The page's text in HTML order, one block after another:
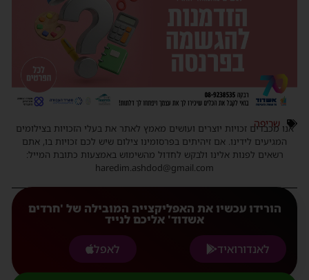
שריפה
אנו מכבדים זכויות יוצרים ועושים מאמץ לאתר את בעלי הזכויות בצילומים
המגיעים לידינו. אם זיהיתים בפרסומינו צילום שיש לכם זכויות בו, אתם
רשאים לפנות אלינו ולבקש לחדול מהשימוש באמצעות כתובת המייל:
haredim.ashdod@gmail.com
הורידו עכשיו את האפליקצייה המובילה של 'חרדים
אשדוד' אליכם לנייד
לאנדורואיד
לאפל